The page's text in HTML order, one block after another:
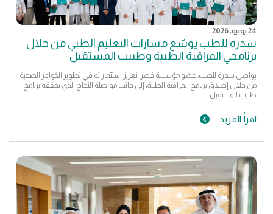
24 يونيو, 2026
سدرة للطب يوسّع مسارات التعليم الطبي من خلال
برنامجي المراقبة الطبية وطبيب المستقبل
يواصل سدرة للطب، عضو مؤسسة قطر، تعزيز استثماراته في تطوير الكوادر الصحية
من خلال إطلاق برنامج المراقبة الطبية، إلى جانب مواصلة النجاح الذي يحققه برنامج
طبيب المستقبل.
اقرأ المزيد